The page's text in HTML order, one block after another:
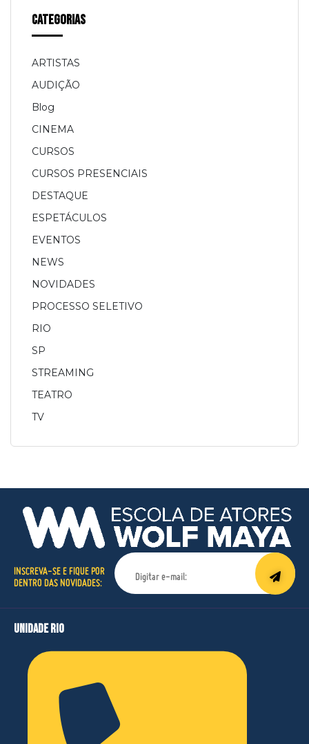
Categorias
ARTISTAS
AUDIÇÃO
Blog
CINEMA
CURSOS
CURSOS PRESENCIAIS
DESTAQUE
ESPETÁCULOS
EVENTOS
NEWS
NOVIDADES
PROCESSO SELETIVO
RIO
SP
STREAMING
TEATRO
TV
INSCREVA-SE E FIQUE POR
DENTRO DAS NOVIDADES:
unidade rio